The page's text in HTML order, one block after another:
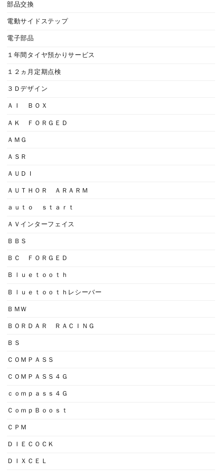
部品交換
電動サイドステップ
電子部品
１年間タイヤ預かりサービス
１２ヵ月定期点検
３Ｄデザイン
ＡＩ ＢＯＸ
ＡＫ ＦＯＲＧＥＤ
ＡＭＧ
ＡＳＲ
ＡＵＤＩ
ＡＵＴＨＯＲ ＡＲＡＲＭ
ａｕｔｏ ｓｔａｒｔ
ＡＶインターフェイス
ＢＢＳ
ＢＣ ＦＯＲＧＥＤ
Ｂｌｕｅｔｏｏｔｈ
Ｂｌｕｅｔｏｏｔｈレシーバー
ＢＭＷ
ＢＯＲＤＡＲ ＲＡＣＩＮＧ
ＢＳ
ＣＯＭＰＡＳＳ
ＣＯＭＰＡＳＳ４Ｇ
ｃｏｍｐａｓｓ４Ｇ
ＣｏｍｐＢｏｏｓｔ
ＣＰＭ
ＤＩＥＣＯＣＫ
ＤＩＸＣＥＬ